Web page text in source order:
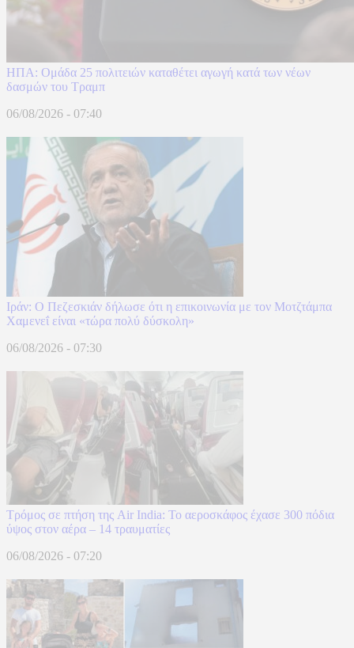
ΗΠΑ: Ομάδα 25 πολιτειών καταθέτει αγωγή κατά των νέων
δασμών του Τραμπ
06/08/2026 - 07:40
Ιράν: Ο Πεζεσκιάν δήλωσε ότι η επικοινωνία με τον Μοτζτάμπα
Χαμενεΐ είναι «τώρα πολύ δύσκολη»
06/08/2026 - 07:30
Τρόμος σε πτήση της Air India: Το αεροσκάφος έχασε 300 πόδια
ύψος στον αέρα – 14 τραυματίες
06/08/2026 - 07:20